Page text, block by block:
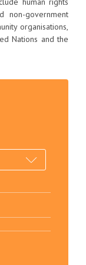
non-government
organisations,
Nations and the